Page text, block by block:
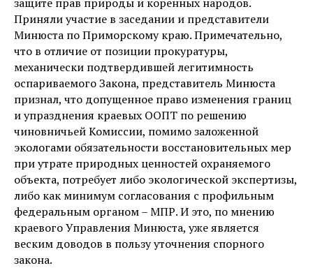
Приняли участие в заседании и представители
Минюста по Приморскому краю. Примечательно,
что в отличие от позиции прокуратуры,
механически подтвердившей легитимность
оспариваемого Закона, представитель Минюста
признал, что допущенное право изменения границ
и упразднения краевых ООПТ по решению
чиновничьей Комиссии, помимо заложенной
экологами обязательности восстановительных мер
при утрате природных ценностей охраняемого
объекта, потребует либо экологической экспертизы,
либо как минимум согласования с профильным
федеральным органом – МПР. И это, по мнению
краевого Управления Минюста, уже является
веским доводов в пользу уточнения спорного
закона.